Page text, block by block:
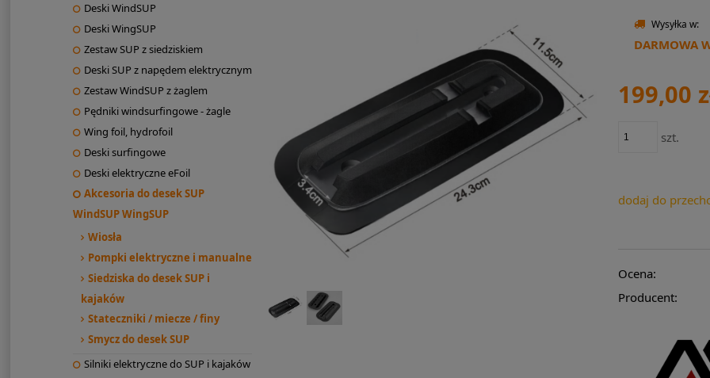
Deski WindSUP
Deski WingSUP
Zestaw SUP z siedziskiem
Deski SUP z napędem elektrycznym
Zestaw WindSUP z żaglem
Pędniki windsurfingowe - żagle
Wing foil, hydrofoil
Deski surfingowe
Deski elektryczne eFoil
Akcesoria do desek SUP
WindSUP WingSUP
Wiosła
Pompki elektryczne i manualne
Siedziska do desek SUP i
kajaków
Stateczniki / miecze / finy
Smycz do desek SUP
Silniki elektryczne do SUP i kajaków
Wysyłka w:
DARMOWA
199,00
szt.
dodaj do
Ocena:
Producent: